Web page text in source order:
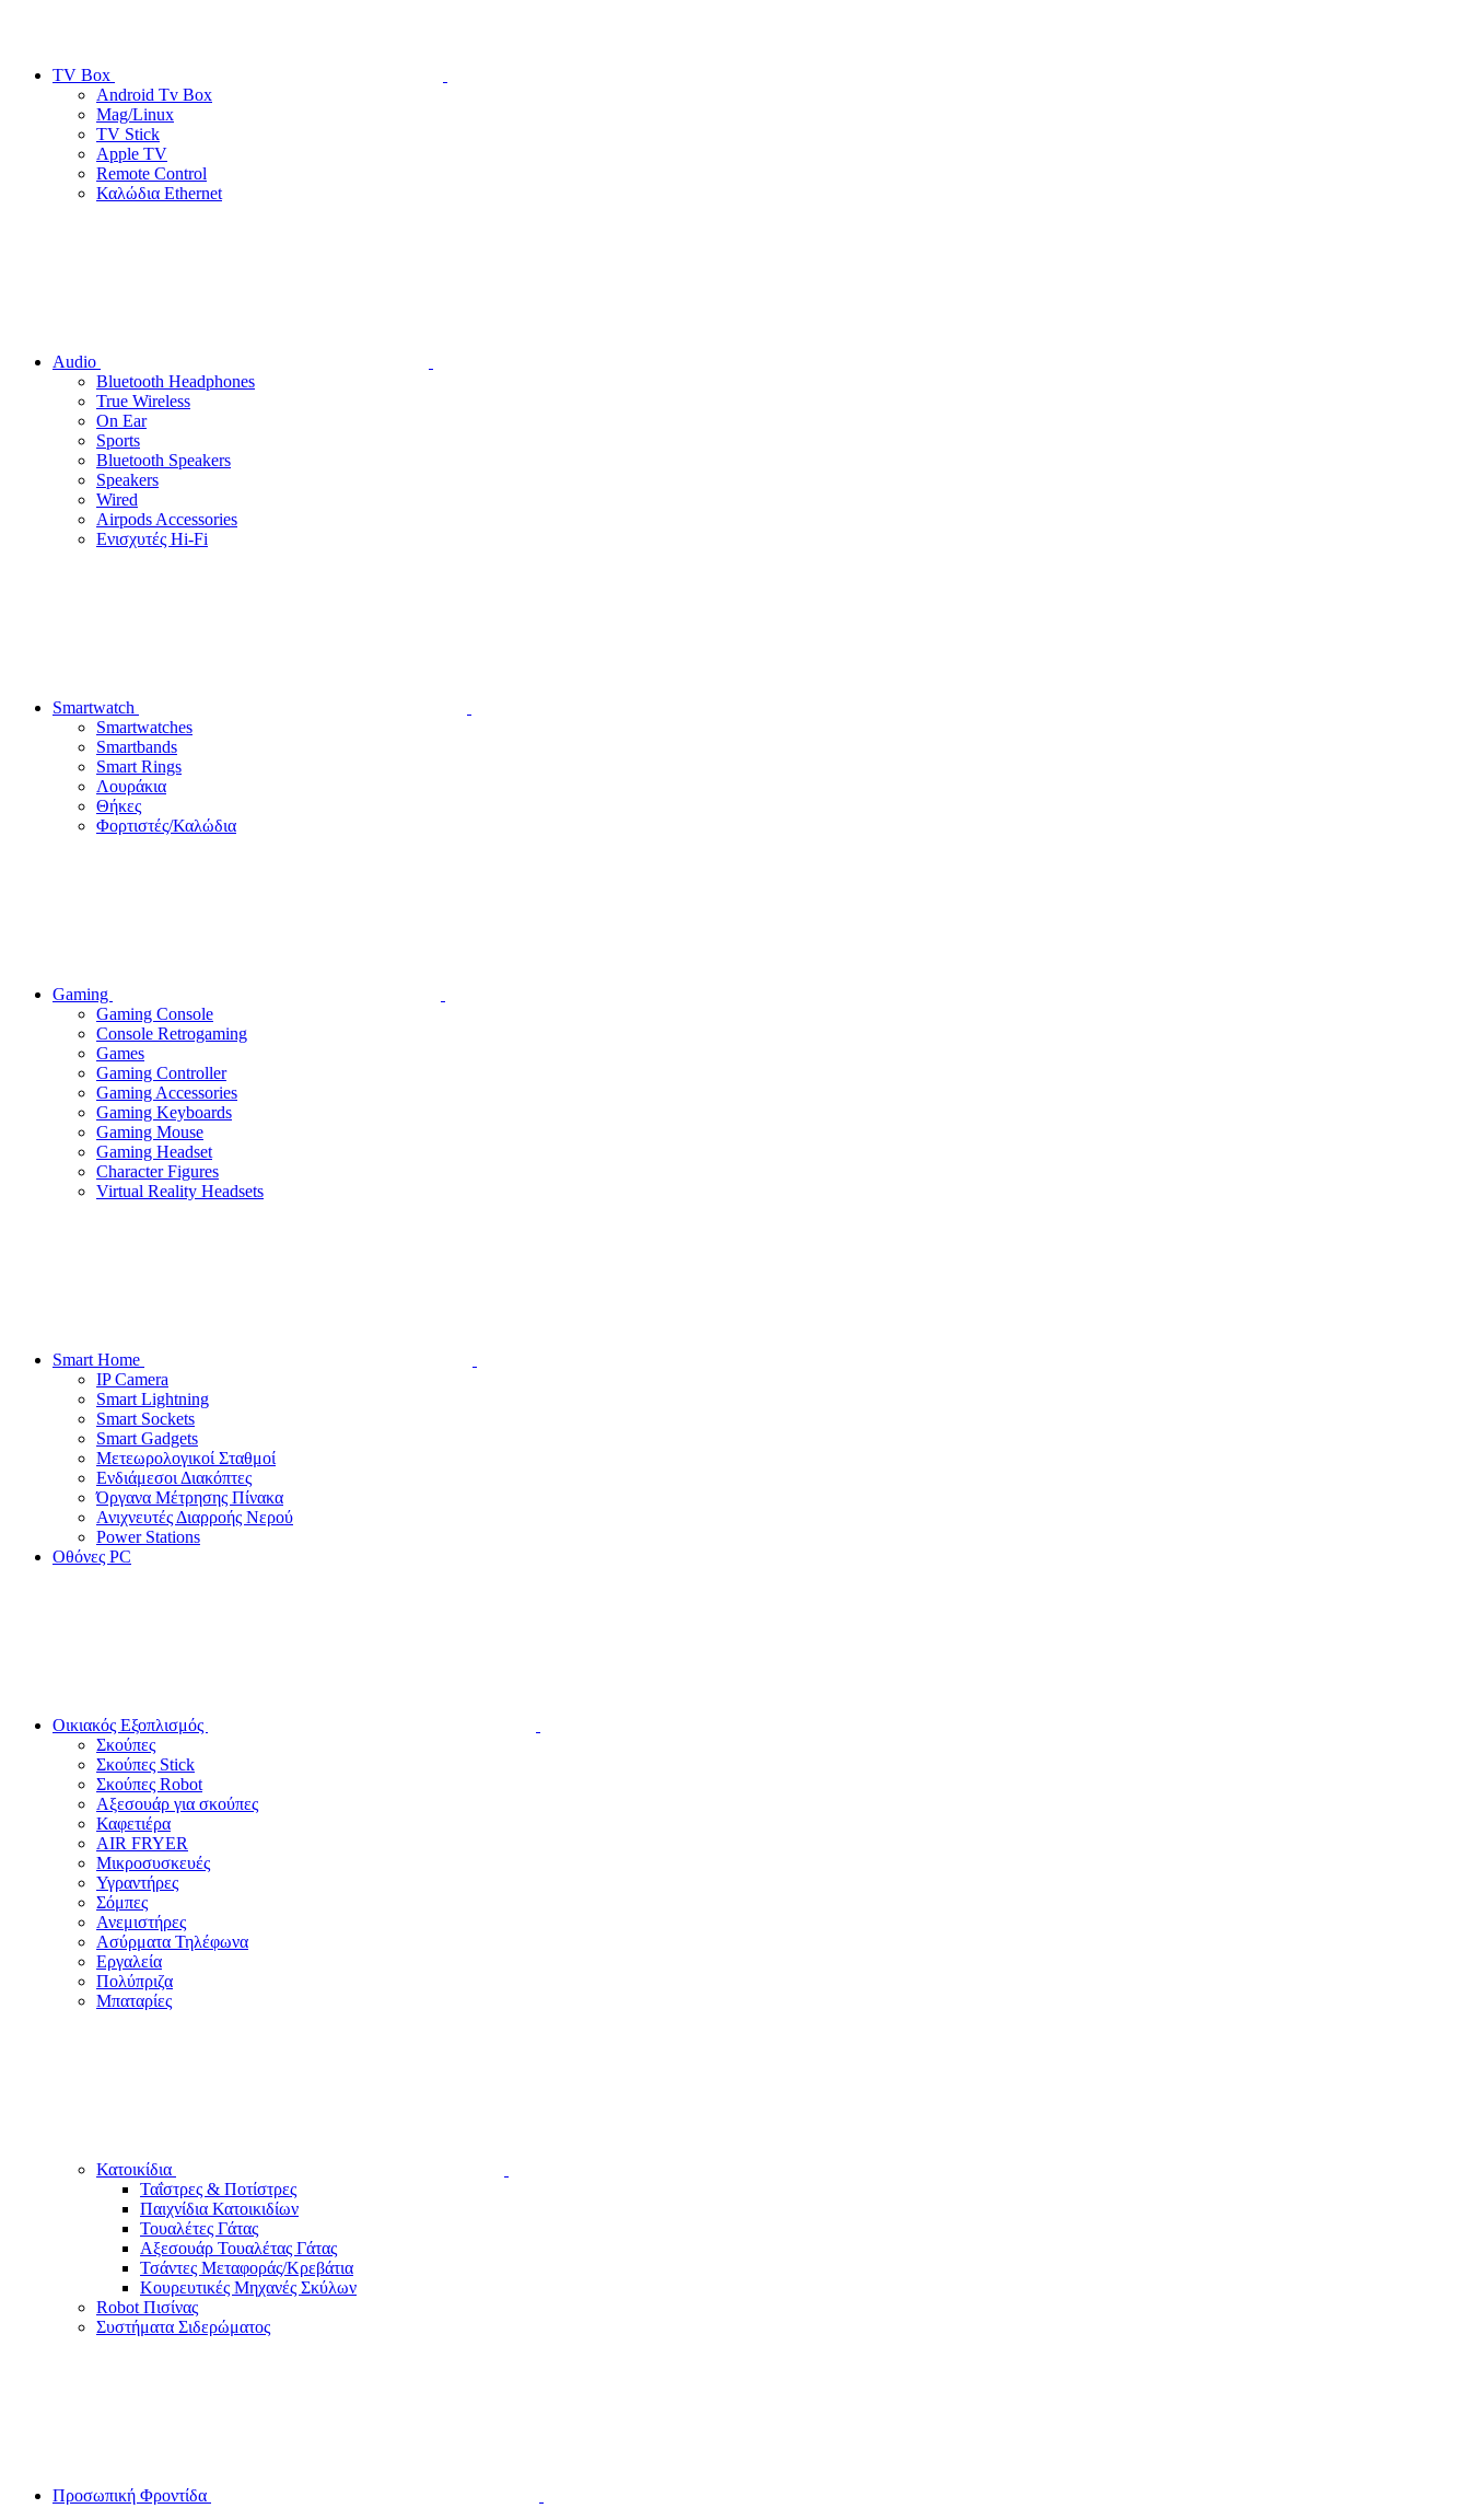
TV Box
Android Tv Box
Mag/Linux
TV Stick
Apple TV
Remote Control
Καλώδια Ethernet
Audio
Bluetooth Headphones
True Wireless
On Ear
Sports
Bluetooth Speakers
Speakers
Wired
Airpods Accessories
Ενισχυτές Hi-Fi
Smartwatch
Smartwatches
Smartbands
Smart Rings
Λουράκια
Θήκες
Φορτιστές/Καλώδια
Gaming
Gaming Console
Console Retrogaming
Games
Gaming Controller
Gaming Accessories
Gaming Keyboards
Gaming Mouse
Gaming Headset
Character Figures
Virtual Reality Headsets
Smart Home
IP Camera
Smart Lightning
Smart Sockets
Smart Gadgets
Μετεωρολογικοί Σταθμοί
Ενδιάμεσοι Διακόπτες
Όργανα Μέτρησης Πίνακα
Ανιχνευτές Διαρροής Νερού
Power Stations
Οθόνες PC
Οικιακός Εξοπλισμός
Σκούπες
Σκούπες Stick
Σκούπες Robot
Αξεσουάρ για σκούπες
Καφετιέρα
AIR FRYER
Μικροσυσκευές
Υγραντήρες
Σόμπες
Ανεμιστήρες
Ασύρματα Τηλέφωνα
Εργαλεία
Πολύπριζα
Μπαταρίες
Κατοικίδια
Ταΐστρες & Ποτίστρες
Παιχνίδια Κατοικιδίων
Τουαλέτες Γάτας
Αξεσουάρ Τουαλέτας Γάτας
Τσάντες Μεταφοράς/Κρεβάτια
Κουρευτικές Μηχανές Σκύλων
Robot Πισίνας
Συστήματα Σιδερώματος
Προσωπική Φροντίδα